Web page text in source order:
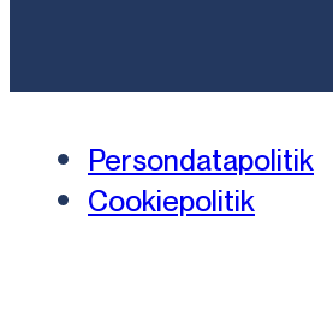
Persondatapolitik
Cookiepolitik